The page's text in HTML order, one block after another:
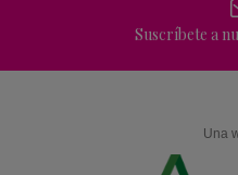
Suscríbete a
Una